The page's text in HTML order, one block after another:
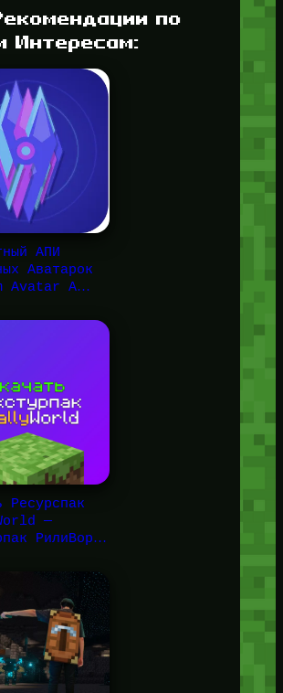
по
Интересам:
АПИ
Аватарок
Avatar A…
Ресурспак
—
РилиВор…